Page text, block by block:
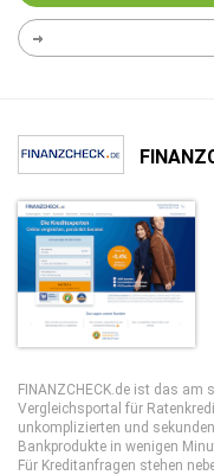
FINANZCHECK.de ist das
Vergleichsportal für
unkomplizierten und
Bankprodukte in wenigen
Für Kreditanfragen stehen